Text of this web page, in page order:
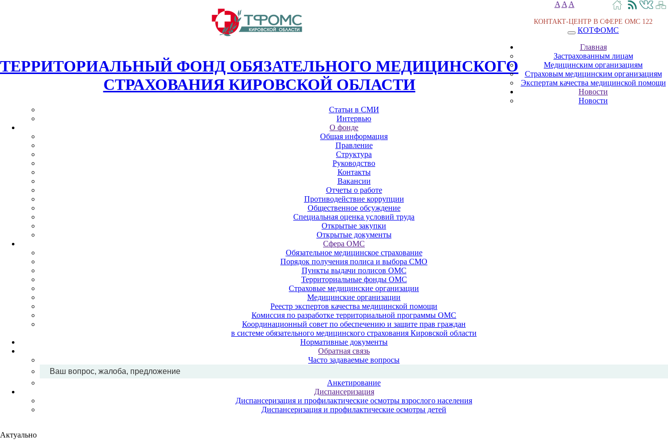
ТЕРРИТОРИАЛЬНЫЙ ФОНД ОБЯЗАТЕЛЬНОГО МЕДИЦИНСКОГО
СТРАХОВАНИЯ КИРОВСКОЙ ОБЛАСТИ
A A A
КОНТАКТ-ЦЕНТР В СФЕРЕ ОМС 122
КОТФОМС
Главная
Застрахованным лицам
Медицинским организациям
Страховым медицинским организациям
Экспертам качества медицинской помощи
Новости
Новости
Статьи в СМИ
Интервью
О фонде
Общая информация
Правление
Структура
Руководство
Контакты
Вакансии
Отчеты о работе
Противодействие коррупции
Общественное обсуждение
Специальная оценка условий труда
Открытые закупки
Открытые документы
Сфера ОМС
Обязательное медицинское страхование
Порядок получения полиса и выбора СМО
Пункты выдачи полисов ОМС
Территориальные фонды ОМС
Страховые медицинские организации
Медицинские организации
Реестр экспертов качества медицинской помощи
Комиссия по разработке территориальной программы ОМС
Координационный совет по обеспечению и защите прав граждан
в системе обязательного медицинского страхования Кировской области
Нормативные документы
Обратная связь
Часто задаваемые вопросы
Ваш вопрос, жалоба, предложение
Анкетирование
Диспансеризация
Диспансеризация и профилактические осмотры взрослого населения
Диспансеризация и профилактические осмотры детей
Актуально